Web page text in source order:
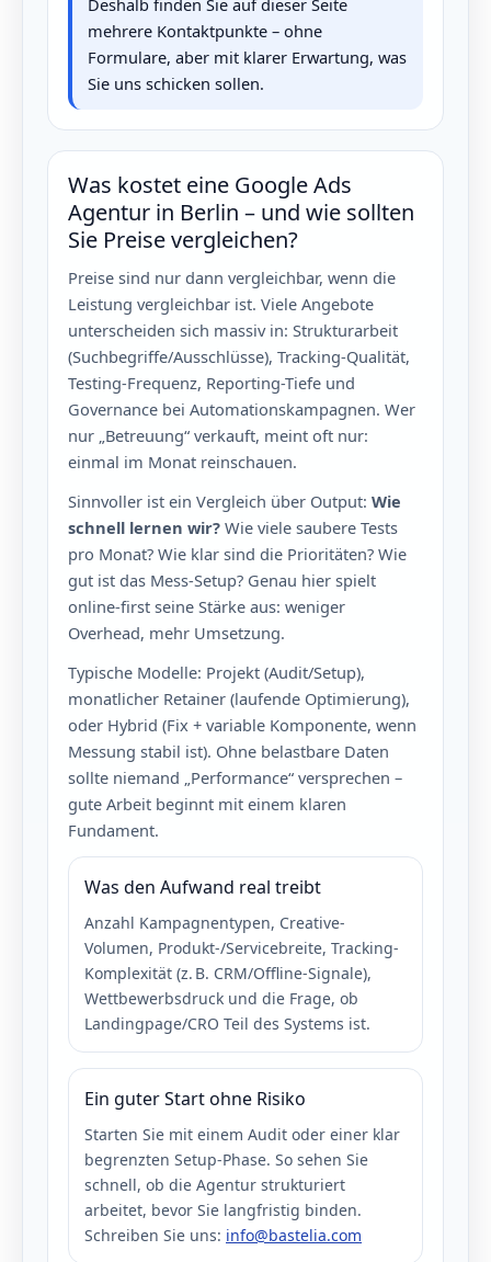
Deshalb finden Sie auf dieser Seite
mehrere Kontaktpunkte – ohne
Formulare, aber mit klarer Erwartung, was
Sie uns schicken sollen.
Was kostet eine Google Ads
Agentur in Berlin – und wie sollten
Sie Preise vergleichen?
Preise sind nur dann vergleichbar, wenn die
Leistung vergleichbar ist. Viele Angebote
unterscheiden sich massiv in: Strukturarbeit
(Suchbegriffe/Ausschlüsse), Tracking-Qualität,
Testing-Frequenz, Reporting-Tiefe und
Governance bei Automationskampagnen. Wer
nur „Betreuung“ verkauft, meint oft nur:
einmal im Monat reinschauen.
Sinnvoller ist ein Vergleich über Output: Wie
schnell lernen wir? Wie viele saubere Tests
pro Monat? Wie klar sind die Prioritäten? Wie
gut ist das Mess-Setup? Genau hier spielt
online-first seine Stärke aus: weniger
Overhead, mehr Umsetzung.
Typische Modelle: Projekt (Audit/Setup),
monatlicher Retainer (laufende Optimierung),
oder Hybrid (Fix + variable Komponente, wenn
Messung stabil ist). Ohne belastbare Daten
sollte niemand „Performance“ versprechen –
gute Arbeit beginnt mit einem klaren
Fundament.
Was den Aufwand real treibt
Anzahl Kampagnentypen, Creative-
Volumen, Produkt-/Servicebreite, Tracking-
Komplexität (z. B. CRM/Offline-Signale),
Wettbewerbsdruck und die Frage, ob
Landingpage/CRO Teil des Systems ist.
Ein guter Start ohne Risiko
Starten Sie mit einem Audit oder einer klar
begrenzten Setup-Phase. So sehen Sie
schnell, ob die Agentur strukturiert
arbeitet, bevor Sie langfristig binden.
Schreiben Sie uns: info@bastelia.com